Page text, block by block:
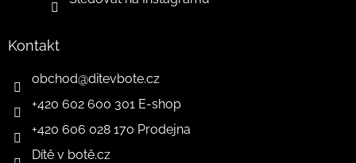
Kontakt
obchod@ditevbote.cz
+420 602 600 301 E-shop
+420 606 028 170 Prodejna
Dítě v botě.cz